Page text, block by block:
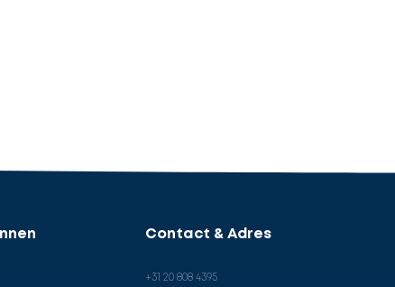
Contact & Adres
+31 20 808 4395